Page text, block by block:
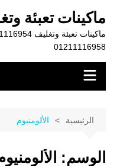
المحتوى
ماكينات تعبئة
01211116958
الرئيسية الألومنيوم
الوسم: